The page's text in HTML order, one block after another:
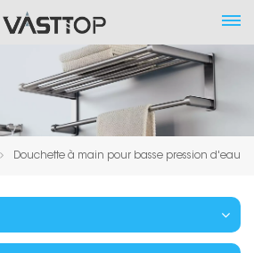
Douchette à main pour basse pression d'eau